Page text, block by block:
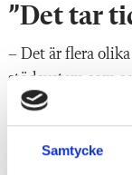
Samtycke
”Det tar
– Det är flera
stödsystem som
andra handlar ju
som jobbar